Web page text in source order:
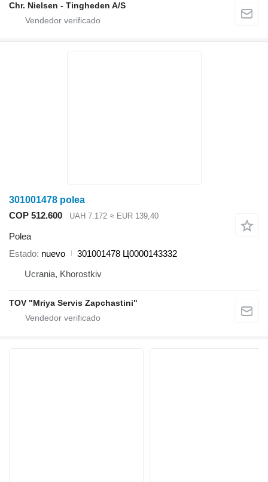
Chr. Nielsen - Tingheden A/S
301001478 polea
COP 512.600
UAH 7.172 ≈ EUR 139,40
Polea
Estado nuevo
301001478 Ц0000143332
Ucrania, Khorostkiv
TOV "Mriya Servis Zapchastini"